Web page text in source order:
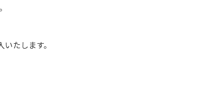
たします。